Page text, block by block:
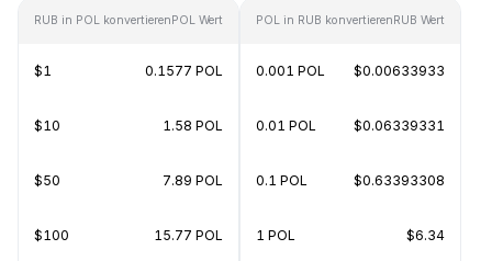
RUB in POL konvertierenPOL Wert
$1 0.1577 POL
$10 1.58 POL
$50 7.89 POL
$100 15.77 POL
POL in RUB konvertierenRUB Wert
0.001 POL $0.00633933
0.01 POL $0.06339331
0.1 POL $0.63393308
1 POL $6.34